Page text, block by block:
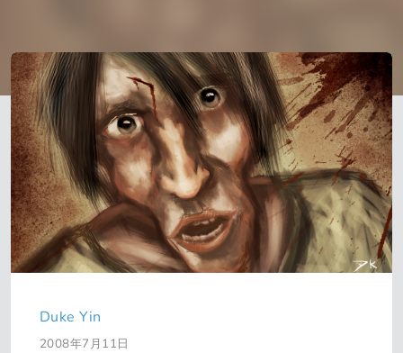
Duke Yin
2008年7月11日